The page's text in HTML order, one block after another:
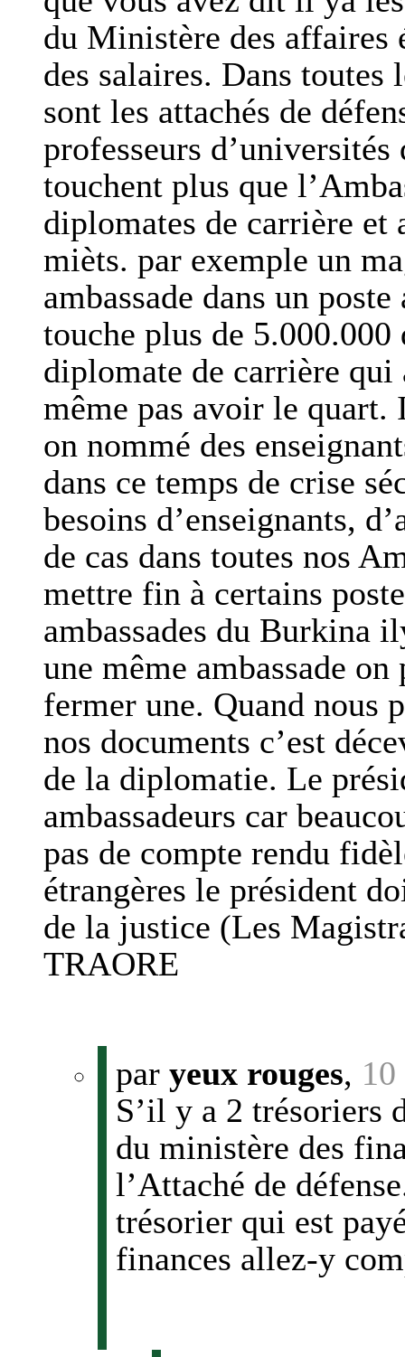
du Ministère des affaires
des salaires. Dans toutes
sont les attachés de
professeurs
touchent plus que
diplomates de carrière et
mièts. par exemple un
ambassade dans un
touche plus de
diplomate de carrière
même pas avoir le
on nommé des
dans ce temps de crise
besoins d’enseignants,
de cas dans toutes nos
mettre fin à certains
ambassades du Burkina
une même ambassade
fermer une. Quand nous
nos documents c’est
de la diplomatie. Le
ambassadeurs car
pas de compte rendu
étrangères le président
de la justice (Les
TRAORE
par yeux rouges,
S’il y a 2 trésoriers
du ministère des
l’Attaché de
trésorier qui est
finances allez-y